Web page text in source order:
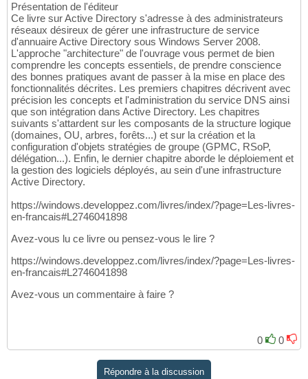
Présentation de l'éditeur
Ce livre sur Active Directory s'adresse à des administrateurs
réseaux désireux de gérer une infrastructure de service
d'annuaire Active Directory sous Windows Server 2008.
L'approche "architecture" de l'ouvrage vous permet de bien
comprendre les concepts essentiels, de prendre conscience
des bonnes pratiques avant de passer à la mise en place des
fonctionnalités décrites. Les premiers chapitres décrivent avec
précision les concepts et l'administration du service DNS ainsi
que son intégration dans Active Directory. Les chapitres
suivants s'attardent sur les composants de la structure logique
(domaines, OU, arbres, forêts...) et sur la création et la
configuration d'objets stratégies de groupe (GPMC, RSoP,
délégation...). Enfin, le dernier chapitre aborde le déploiement et
la gestion des logiciels déployés, au sein d'une infrastructure
Active Directory.
https://windows.developpez.com/livres/index/?page=Les-livres-
en-francais#L2746041898
Avez-vous lu ce livre ou pensez-vous le lire ?
https://windows.developpez.com/livres/index/?page=Les-livres-
en-francais#L2746041898
Avez-vous un commentaire à faire ?
0 0
Répondre à la discussion